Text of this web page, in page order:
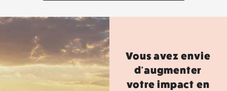
Vous avez envie
d'augmenter
votre impact en